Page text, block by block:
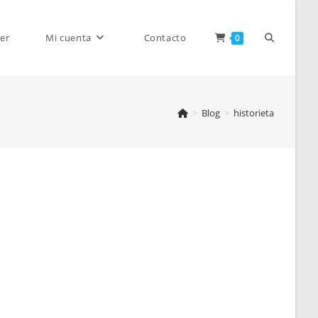
Mi cuenta Contacto 0 Alternar
búsqueda
> Blog > historieta